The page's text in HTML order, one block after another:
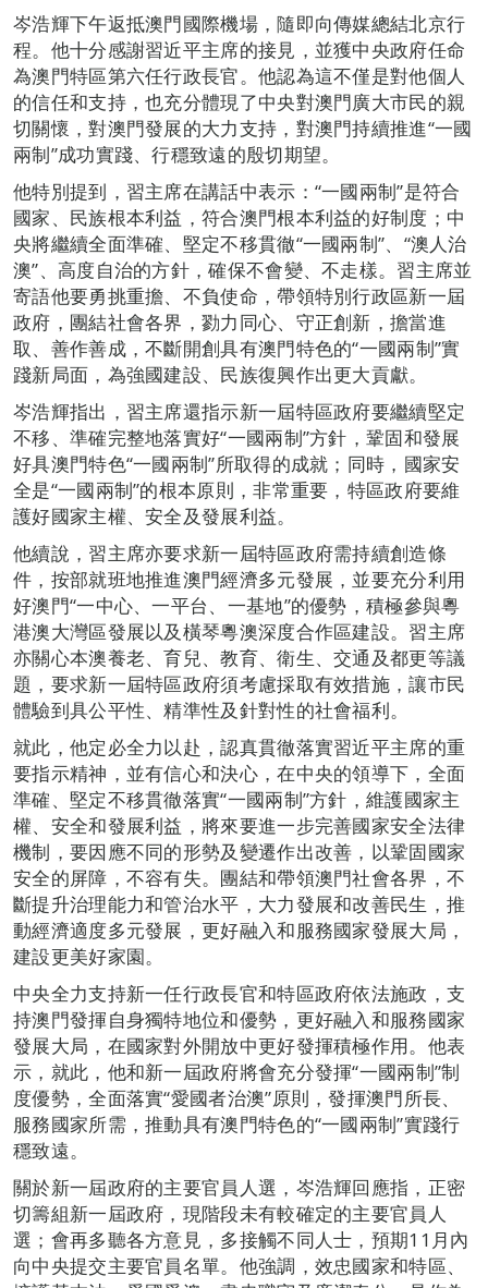
岑浩輝下午返抵澳門國際機場，隨即向傳媒總結北京行
程。他十分感謝習近平主席的接見，並獲中央政府任命
為澳門特區第六任行政長官。他認為這不僅是對他個人
的信任和支持，也充分體現了中央對澳門廣大市民的親
切關懷，對澳門發展的大力支持，對澳門持續推進“一國
兩制”成功實踐、行穩致遠的殷切期望。
他特別提到，習主席在講話中表示：“一國兩制”是符合
國家、民族根本利益，符合澳門根本利益的好制度；中
央將繼續全面準確、堅定不移貫徹“一國兩制”、“澳人治
澳”、高度自治的方針，確保不會變、不走樣。習主席並
寄語他要勇挑重擔、不負使命，帶領特別行政區新一屆
政府，團結社會各界，勠力同心、守正創新，擔當進
取、善作善成，不斷開創具有澳門特色的“一國兩制”實
踐新局面，為強國建設、民族復興作出更大貢獻。
岑浩輝指出，習主席還指示新一屆特區政府要繼續堅定
不移、準確完整地落實好“一國兩制”方針，鞏固和發展
好具澳門特色“一國兩制”所取得的成就；同時，國家安
全是“一國兩制”的根本原則，非常重要，特區政府要維
護好國家主權、安全及發展利益。
他續說，習主席亦要求新一屆特區政府需持續創造條
件，按部就班地推進澳門經濟多元發展，並要充分利用
好澳門“一中心、一平台、一基地”的優勢，積極參與粵
港澳大灣區發展以及橫琴粵澳深度合作區建設。習主席
亦關心本澳養老、育兒、教育、衛生、交通及都更等議
題，要求新一屆特區政府須考慮採取有效措施，讓市民
體驗到具公平性、精準性及針對性的社會福利。
就此，他定必全力以赴，認真貫徹落實習近平主席的重
要指示精神，並有信心和決心，在中央的領導下，全面
準確、堅定不移貫徹落實“一國兩制”方針，維護國家主
權、安全和發展利益，將來要進一步完善國家安全法律
機制，要因應不同的形勢及變遷作出改善，以鞏固國家
安全的屏障，不容有失。團結和帶領澳門社會各界，不
斷提升治理能力和管治水平，大力發展和改善民生，推
動經濟適度多元發展，更好融入和服務國家發展大局，
建設更美好家園。
中央全力支持新一任行政長官和特區政府依法施政，支
持澳門發揮自身獨特地位和優勢，更好融入和服務國家
發展大局，在國家對外開放中更好發揮積極作用。他表
示，就此，他和新一屆政府將會充分發揮“一國兩制”制
度優勢，全面落實“愛國者治澳”原則，發揮澳門所長、
服務國家所需，推動具有澳門特色的“一國兩制”實踐行
穩致遠。
關於新一屆政府的主要官員人選，岑浩輝回應指，正密
切籌組新一屆政府，現階段未有較確定的主要官員人
選；會再多聽各方意見，多接觸不同人士，預期11月內
向中央提交主要官員名單。他強調，效忠國家和特區、